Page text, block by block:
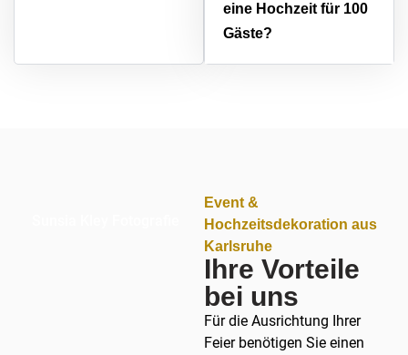
eine Hochzeit für 100
Gäste?
Event &
Hochzeitsdekoration aus
Karlsruhe
Ihre Vorteile
bei uns
Für die Ausrichtung Ihrer
Feier benötigen Sie einen